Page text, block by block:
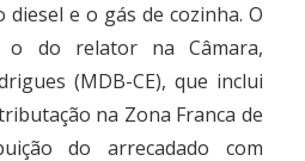
e o gás de cozinha. O
do relator na Câmara,
(MDB-CE), que inclui
na Zona Franca de
do arrecadado com